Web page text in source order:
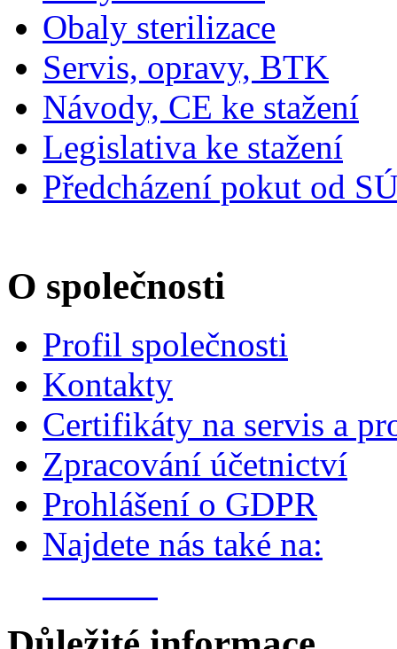
Obaly sterilizace
Servis, opravy, BTK
Návody, CE ke stažení
Legislativa ke stažení
Předcházení pokut od
O společnosti
Profil společnosti
Kontakty
Certifikáty na servis a
Zpracování účetnictví
Prohlášení o GDPR
Najdete nás také na: